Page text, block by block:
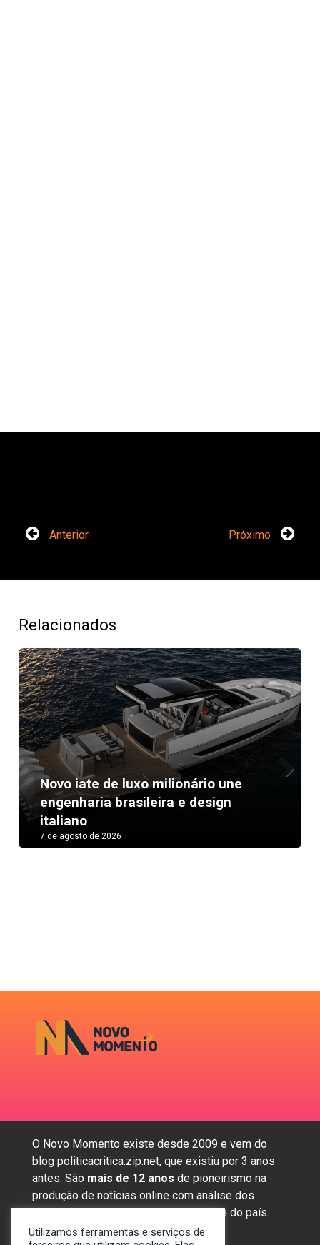
Anterior Próximo
Relacionados
Novo iate de luxo milionário une
engenharia brasileira e design
italiano
7 de agosto de 2026
O Novo Momento existe desde 2009 e vem do
blog politicacritica.zip.net, que existiu por 3 anos
antes. São mais de 12 anos de pioneirismo na
produção de notícias online com análise dos
assuntos mais importantes da região e do país.
Utilizamos ferramentas e serviços de